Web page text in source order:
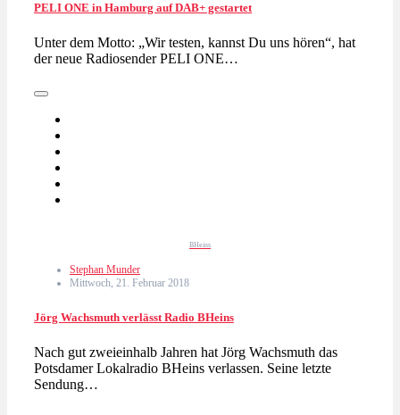
PELI ONE in Hamburg auf DAB+ gestartet
Unter dem Motto: „Wir testen, kannst Du uns hören“, hat
der neue Radiosender PELI ONE…
BHeins
Stephan Munder
Mittwoch, 21. Februar 2018
Jörg Wachsmuth verlässt Radio BHeins
Nach gut zweieinhalb Jahren hat Jörg Wachsmuth das
Potsdamer Lokalradio BHeins verlassen. Seine letzte
Sendung…